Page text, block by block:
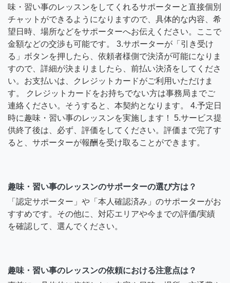
味・習い事のレッスンをしてくれるサポーターと直接個別
チャットができるようになりますので、具体的な内容、希
望日時、場所などをサポーターへお伝えください。ここで
金額などの交渉も可能です。 3.サポーターが「引き受け
る」ボタンを押したら、依頼者様側で決済が可能になりま
すので、詳細が決まりましたら、前払い決済をしてくださ
い。お支払いは、クレジットカードがご利用いただけま
す。 クレジットカードをお持ちでない方は事務局までご
連絡ください。そうすると、本契約となります。 4.予定日
時に趣味・習い事のレッスンを実施します！ 5.サービス提
供終了後は、必ず、評価をしてください。評価まで完了す
ると、サポーターが報酬を受け取ることができます。
趣味・習い事のレッスンのサポーターの選び方は？
「認定サポーター」や「本人確認済み」のサポーターがお
すすめです。その他に、対応エリアや今までの評価/実績
を確認して、選んでください。
趣味・習い事のレッスンの依頼における注意点は？